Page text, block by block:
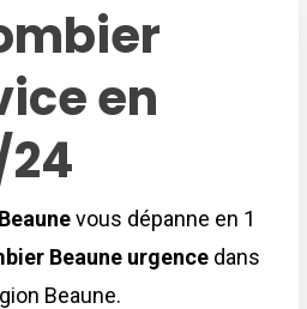
en
Beaunevous dépanne en 1
Beaune urgence dans
Beaune.